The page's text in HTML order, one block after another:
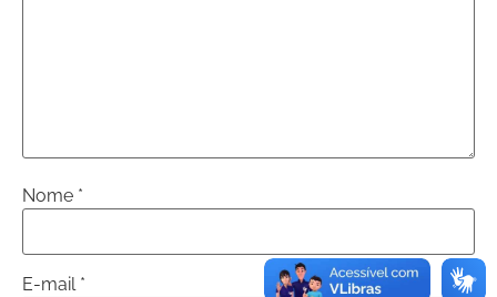
Nome *
E-mail *